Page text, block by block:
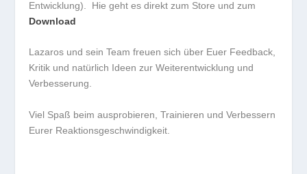
Entwicklung). Hie geht es direkt zum Store und zum
Download
Lazaros und sein Team freuen sich über Euer Feedback,
Kritik und natürlich Ideen zur Weiterentwicklung und
Verbesserung.
Viel Spaß beim ausprobieren, Trainieren und Verbessern
Eurer Reaktionsgeschwindigkeit.